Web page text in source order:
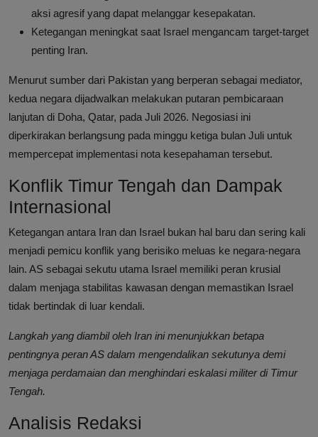
aksi agresif yang dapat melanggar kesepakatan.
Ketegangan meningkat saat Israel mengancam target-target
penting Iran.
Menurut sumber dari Pakistan yang berperan sebagai mediator,
kedua negara dijadwalkan melakukan putaran pembicaraan
lanjutan di Doha, Qatar, pada Juli 2026. Negosiasi ini
diperkirakan berlangsung pada minggu ketiga bulan Juli untuk
mempercepat implementasi nota kesepahaman tersebut.
Konflik Timur Tengah dan Dampak
Internasional
Ketegangan antara Iran dan Israel bukan hal baru dan sering kali
menjadi pemicu konflik yang berisiko meluas ke negara-negara
lain. AS sebagai sekutu utama Israel memiliki peran krusial
dalam menjaga stabilitas kawasan dengan memastikan Israel
tidak bertindak di luar kendali.
Langkah yang diambil oleh Iran ini menunjukkan betapa
pentingnya peran AS dalam mengendalikan sekutunya demi
menjaga perdamaian dan menghindari eskalasi militer di Timur
Tengah.
Analisis Redaksi